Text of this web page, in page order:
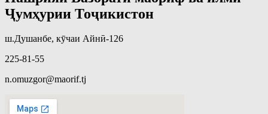
Ҷумҳурии Тоҷикистон
ш.Душанбе, кӯчаи Айнӣ-126
225-81-55
n.omuzgor@maorif.tj